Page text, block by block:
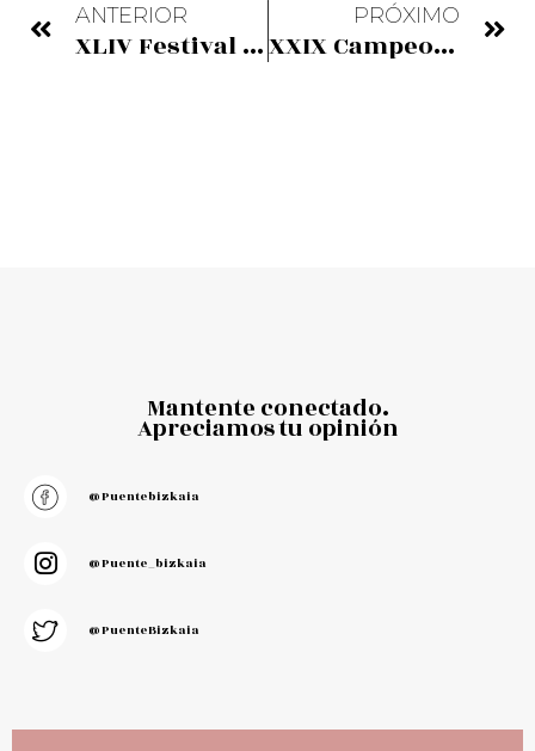
ANTERIOR
XLIV Festival Internacional de Folklore Munduko Dantzak
PRÓXIMO
XXIX Campeonato de Euskadi de Bacalao al Pil Pil
Mantente conectado.
Apreciamos tu opinión
@puentebizkaia
@puente_bizkaia
@PuenteBizkaia